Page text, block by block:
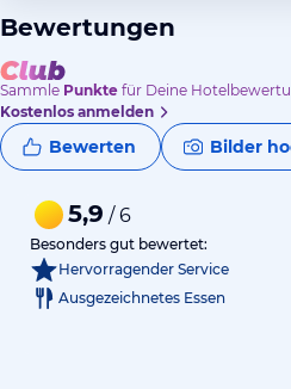
Bewertungen
Sammle Punkte für Deine
Kostenlos anmelden
Bewerten Bilder
5,9 / 6
Besonders gut bewertet:
Hervorragender Service
Ausgezeichnetes Essen